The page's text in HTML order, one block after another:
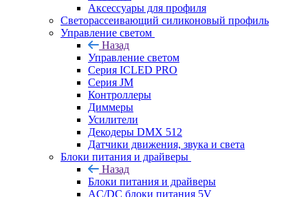
Аксессуары для профиля
Светорассеивающий силиконовый профиль
Управление светом
Назад
Управление светом
Серия ICLED PRO
Серия JM
Контроллеры
Диммеры
Усилители
Декодеры DMX 512
Датчики движения, звука и света
Блоки питания и драйверы
Назад
Блоки питания и драйверы
AC/DC блоки питания 5V